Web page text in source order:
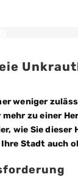
weniger
mehr zu einer
wie Sie
Stadt auch